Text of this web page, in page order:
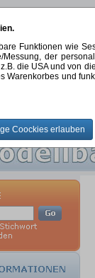
Funktionen wie
Messung, der
die USA und von
Warenkorbes und
UNS|